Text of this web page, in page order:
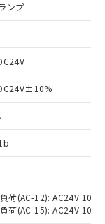
ンプ
荷(AC-12): AC24V 10A/
荷(AC-15): AC24V
質）の
商品で